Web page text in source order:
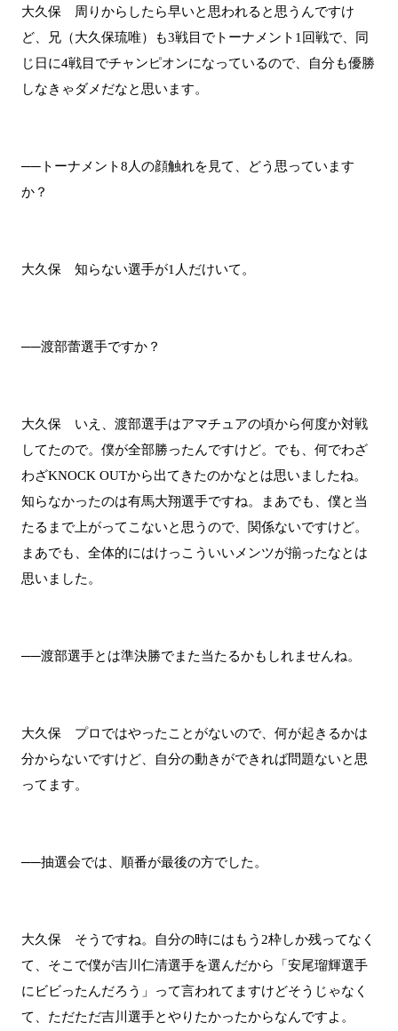
大久保 周りからしたら早いと思われると思うんですけ
ど、兄（大久保琉唯）も3戦目でトーナメント1回戦で、同
じ日に4戦目でチャンピオンになっているので、自分も優勝
しなきゃダメだなと思います。
──トーナメント8人の顔触れを見て、どう思っています
か？
大久保 知らない選手が1人だけいて。
──渡部蕾選手ですか？
大久保 いえ、渡部選手はアマチュアの頃から何度か対戦
してたので。僕が全部勝ったんですけど。でも、何でわざ
わざKNOCK OUTから出てきたのかなとは思いましたね。
知らなかったのは有馬大翔選手ですね。まあでも、僕と当
たるまで上がってこないと思うので、関係ないですけど。
まあでも、全体的にはけっこういいメンツが揃ったなとは
思いました。
──渡部選手とは準決勝でまた当たるかもしれませんね。
大久保 プロではやったことがないので、何が起きるかは
分からないですけど、自分の動きができれば問題ないと思
ってます。
──抽選会では、順番が最後の方でした。
大久保 そうですね。自分の時にはもう2枠しか残ってなく
て、そこで僕が吉川仁清選手を選んだから「安尾瑠輝選手
にビビったんだろう」って言われてますけどそうじゃなく
て、ただただ吉川選手とやりたかったからなんですよ。